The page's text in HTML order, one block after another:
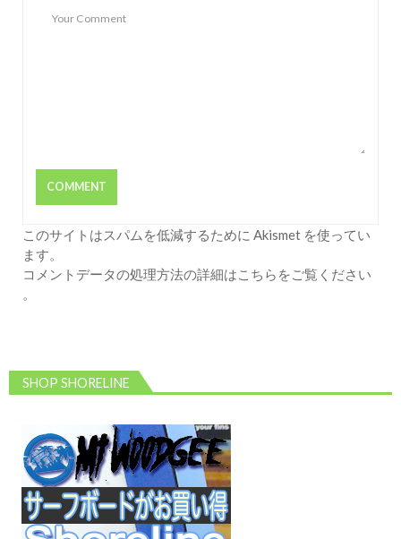
このサイトはスパムを低減するために Akismet を使ってい
ます。
コメントデータの処理方法の詳細はこちらをご覧ください
。
SHOP SHORELINE